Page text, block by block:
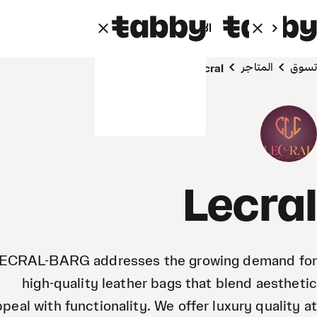
الأفراد الشركاء
تسوق المتاجر Lecral
Lecral
BARG addresses the growing demand for
high-quality leather bags that blend aesthetic
with functionality. We offer luxury quality at